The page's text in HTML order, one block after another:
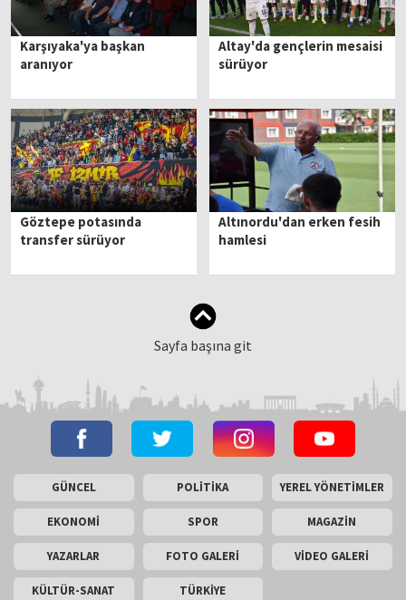
Karşıyaka'ya başkan
aranıyor
Altay'da gençlerin mesaisi
sürüyor
Göztepe potasında
transfer sürüyor
Altınordu'dan erken fesih
hamlesi
Sayfa başına git
GÜNCEL POLİTİKA YEREL YÖNETİMLER
EKONOMİ SPOR MAGAZİN
YAZARLAR FOTO GALERİ VİDEO GALERİ
KÜLTÜR-SANAT TÜRKİYE